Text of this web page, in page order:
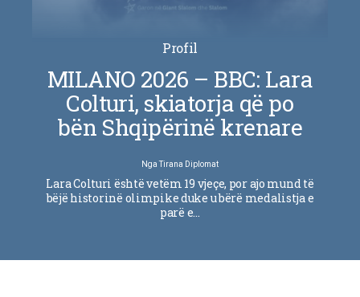
Profil
MILANO 2026 – BBC: Lara
Colturi, skiatorja që po
bën Shqipërinë krenare
NgaTirana Diplomat
Lara Colturi është vetëm 19 vjeçe, por ajo mund të
bëjë historinë olimpike duke u bërë medalistja e
parë e…